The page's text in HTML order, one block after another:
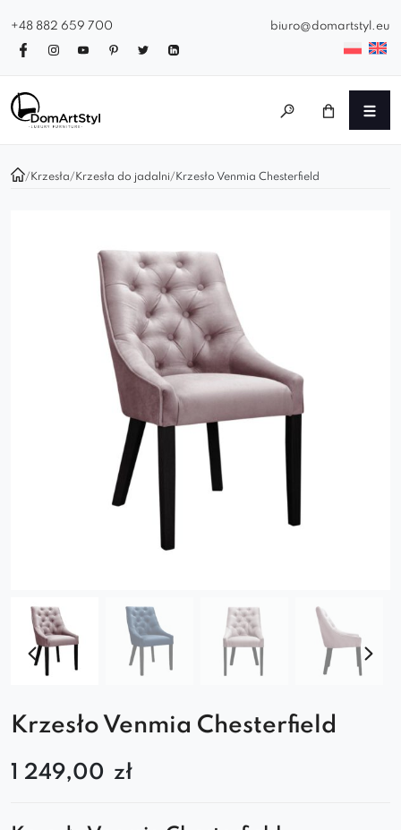
+48 882 659 700 biuro@domartstyl.eu
/ Krzesła/ Krzesła do jadalni/ Krzesło Venmia Chesterfield
Krzesło Venmia Chesterfield
1 249,00 zł